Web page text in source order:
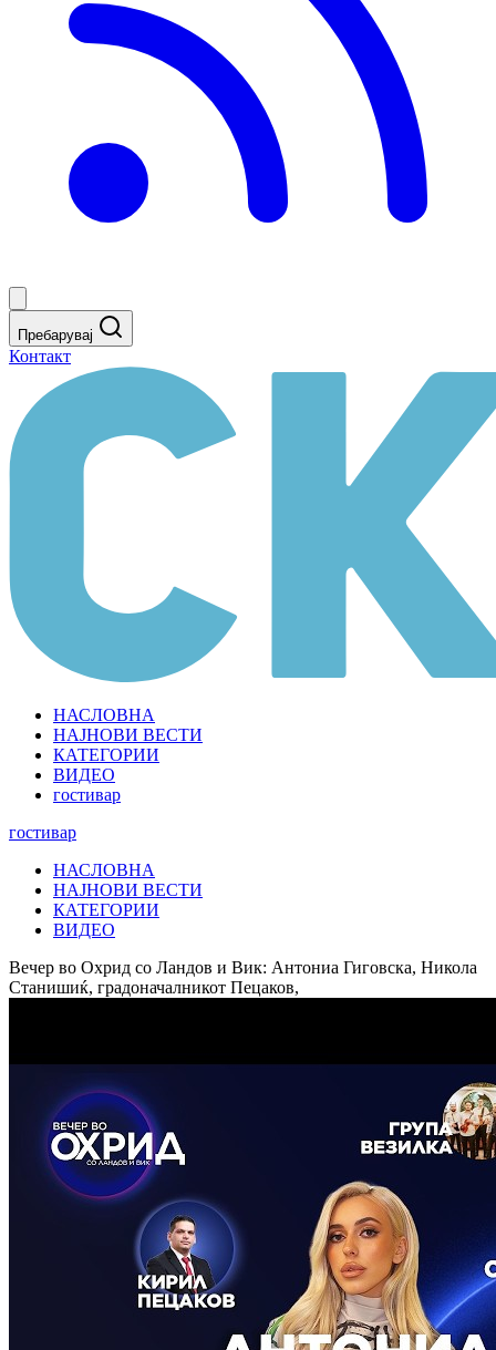
Пребарувај
Контакт
НАСЛОВНА
НАЈНОВИ ВЕСТИ
КАТЕГОРИИ
ВИДЕО
гостивар
гостивар
НАСЛОВНА
НАЈНОВИ ВЕСТИ
КАТЕГОРИИ
ВИДЕО
Вечер во Охрид со Ландов и Вик: Антониа Гиговска, Никола
Станишиќ, градоначалникот Пецаков,